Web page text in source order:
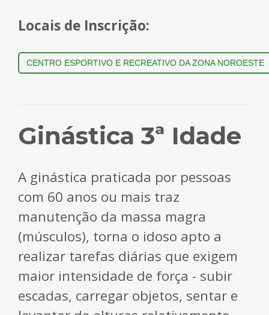
Locais de Inscrição:
CENTRO ESPORTIVO E RECREATIVO DA ZONA NOROESTE
Ginástica 3ª Idade
A ginástica praticada por pessoas
com 60 anos ou mais traz
manutenção da massa magra
(músculos), torna o idoso apto a
realizar tarefas diárias que exigem
maior intensidade de força - subir
escadas, carregar objetos, sentar e